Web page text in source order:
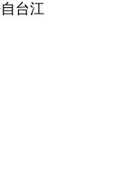
台江